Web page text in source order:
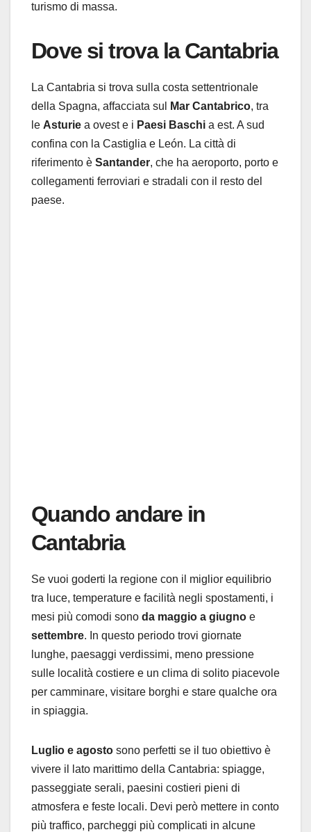
turismo di massa.
Dove si trova la Cantabria
La Cantabria si trova sulla costa settentrionale
della Spagna, affacciata sul
Mar Cantabrico, tra
le Asturie a ovest e i Paesi Baschi a est. A sud
confina con la Castiglia e León. La città di
riferimento è Santander, che ha aeroporto, porto e
collegamenti ferroviari e stradali con il resto del
paese.
Quando andare in
Cantabria
Se vuoi goderti la regione con il miglior equilibrio
tra luce, temperature e facilità negli spostamenti, i
mesi più comodi sono da maggio a giugno e
settembre. In questo periodo trovi giornate
lunghe, paesaggi verdissimi, meno pressione
sulle località costiere e un clima di solito piacevole
per camminare, visitare borghi e stare qualche ora
in spiaggia.
Luglio e agosto sono perfetti se il tuo obiettivo è
vivere il lato marittimo della Cantabria: spiagge,
passeggiate serali, paesini costieri pieni di
atmosfera e feste locali. Devi però mettere in conto
più traffico, parcheggi più complicati in alcune